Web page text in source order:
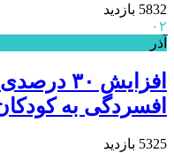
5832 بازدید
۰۲
آذر
افزایش
افسردگی به
5325 بازدید